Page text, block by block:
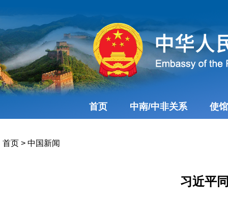
首页 中南/中非关系 使
首页 > 中国新闻
习近平